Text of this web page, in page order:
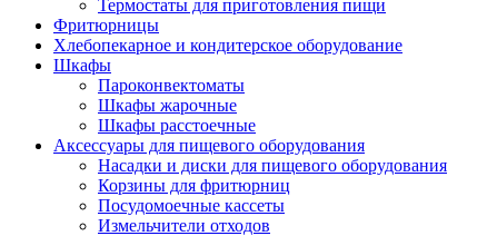
Термостаты для приготовления пищи
Фритюрницы
Хлебопекарное и кондитерское оборудование
Шкафы
Пароконвектоматы
Шкафы жарочные
Шкафы расстоечные
Аксессуары для пищевого оборудования
Насадки и диски для пищевого оборудования
Корзины для фритюрниц
Посудомоечные кассеты
Измельчители отходов